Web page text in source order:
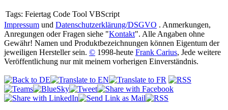
Tags: Feiertag Code Tool VBScript
Impressum und Datenschutzerklärung/DSGVO . Anmerkungen,
Anregungen oder Fragen siehe "Kontakt". Alle Angaben ohne
Gewähr! Namen und Produktbezeichnungen können Eigentum der
jeweiligen Hersteller sein. © 1998-heute Frank Carius, Jede weitere
Veröffentlichung nur mit meinem vorherigen Einverständnis.